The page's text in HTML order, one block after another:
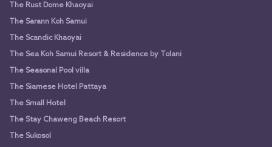
The Rust Dome Khaoyai
The Sarann Koh Samui
The Scandic Khaoyai
The Sea Koh Samui Resort & Residence by Tolani
The Seasonal Pool villa
The Siamese Hotel Pattaya
The Small Hotel
The Stay Chaweng Beach Resort
The Sukosol